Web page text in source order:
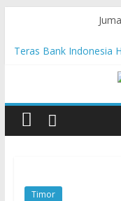
Teras Bank Indonesia
Astra Honda Siap
Pengadaan Kapal
TNI AL Hadapi
Timor